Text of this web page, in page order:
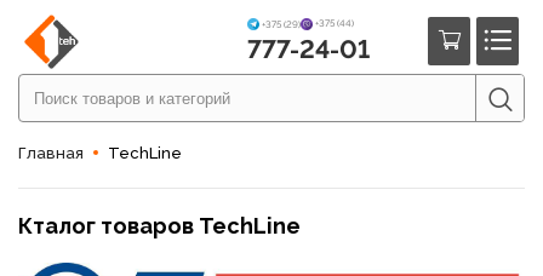
+375 (29) +375 (44)
777-24-01
Главная TechLine
Кталог товаров TechLine